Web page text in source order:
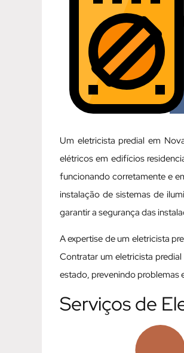
Um eletricista predial em
elétricos em edifícios
funcionando corretamente e
instalação de sistemas de
garantir a segurança das
A expertise de um eletricista
Contratar um eletricista
estado, prevenindo problemas
Serviços de